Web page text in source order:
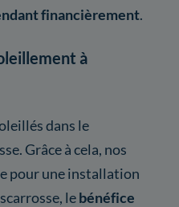
financièrement.
à
dans le
Grâce à cela, nos
pour une installation
lebénéfice